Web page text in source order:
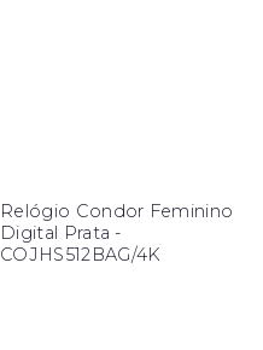
Relógio Condor Feminino
Digital Prata -
COJHS512BAG/4K